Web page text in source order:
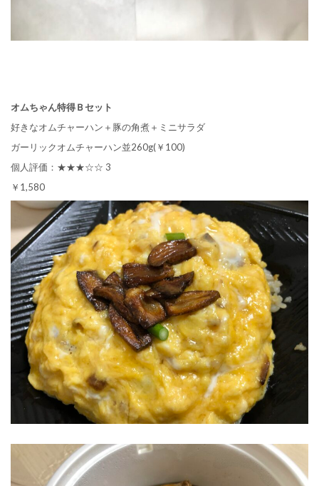
オムちゃん特得Ｂセット
好きなオムチャーハン＋豚の角煮＋ミニサラダ
ガーリックオムチャーハン並260g(￥100)
個人評価：★★★☆☆ 3
￥1,580